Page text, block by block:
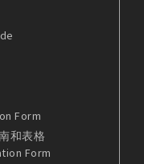
Form
和表格
Form